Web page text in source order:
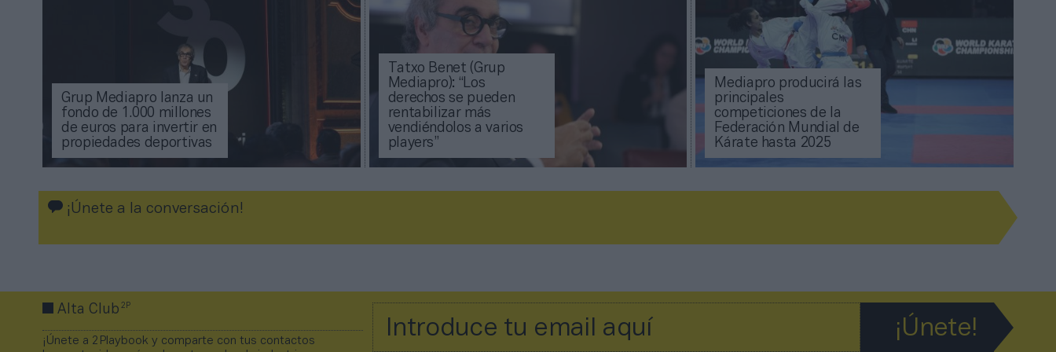
Grup Mediapro lanza un
fondo de 1.000 millones
de euros para invertir en
propiedades deportivas
Tatxo Benet (Grup
Mediapro): “Los
derechos se pueden
rentabilizar más
vendiéndolos a varios
players”
Mediapro producirá las
principales
competiciones de la
Federación Mundial de
Kárate hasta 2025
¡Únete a la conversación!
Alta Club2P
¡Únete a 2Playbook y comparte con tus contactos